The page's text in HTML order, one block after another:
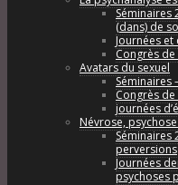
Séminaires
(dans) de
Journées
Congrès
Avatars du sexuel
Séminaires
Congrès de
journées
Névrose,
Séminaires
perversions
Journées
psychoses